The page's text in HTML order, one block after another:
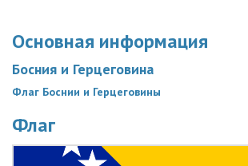
Основная информация
Босния и Герцеговина
Флаг Боснии и Герцеговины
Флаг